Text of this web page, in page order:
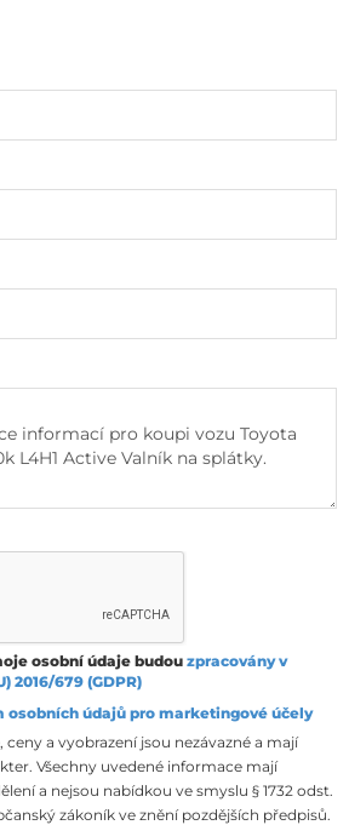
osobní údaje budou zpracovány v
2016/679 (GDPR)
osobních údajů pro marketingové účely
ceny a vyobrazení jsou nezávazné a mají
Všechny uvedené informace mají
a nejsou nabídkou ve smyslu § 1732 odst.
zákoník ve znění pozdějších předpisů.